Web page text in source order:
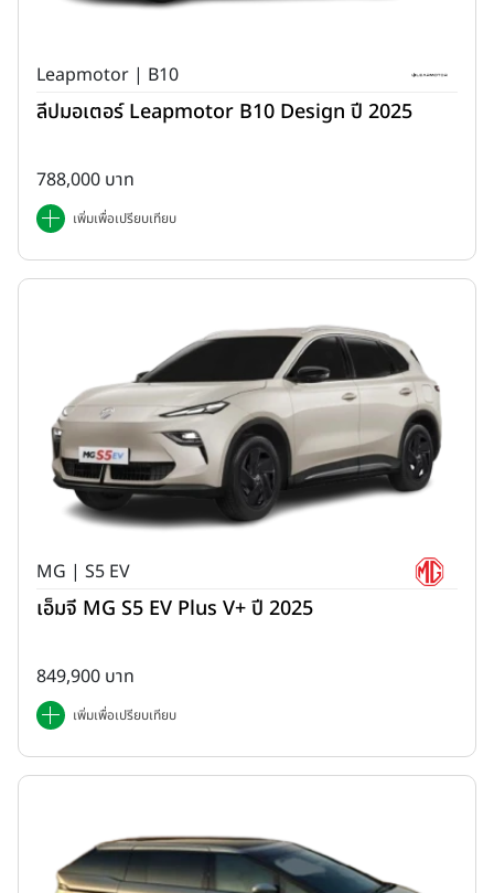
Leapmotor | B10
ลีปมอเตอร์ Leapmotor B10 Design ปี 2025
788,000 บาท
เพิ่มเพื่อเปรียบเทียบ
MG | S5 EV
เอ็มจี MG S5 EV Plus V+ ปี 2025
849,900 บาท
เพิ่มเพื่อเปรียบเทียบ